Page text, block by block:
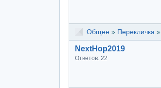
Общее » Перекличка »
NextHop2019
Ответов: 22